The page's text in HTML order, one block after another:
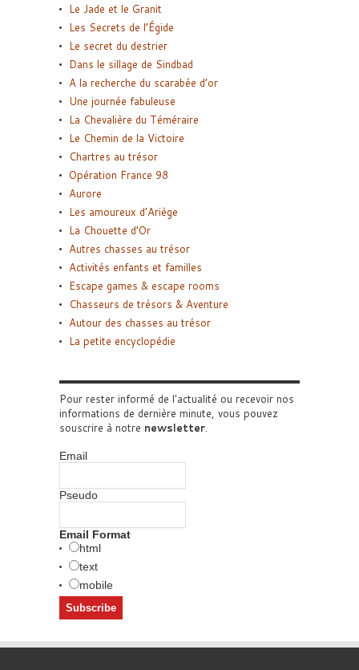
Le Jade et le Granit
Les Secrets de l’Égide
Le secret du destrier
Dans le sillage de Sindbad
A la recherche du scarabée d’or
Une journée fabuleuse
La Chevalière du Téméraire
Le Chemin de la Victoire
Chartres au trésor
Opération France 98
Aurore
Les amoureux d’Ariège
La Chouette d’Or
Autres chasses au trésor
Activités enfants et familles
Escape games & escape rooms
Chasseurs de trésors & Aventure
Autour des chasses au trésor
La petite encyclopédie
Pour rester informé de l'actualité ou recevoir nos
informations de dernière minute, vous pouvez
souscrire à notre newsletter.
Email
Pseudo
Email Format
html
text
mobile